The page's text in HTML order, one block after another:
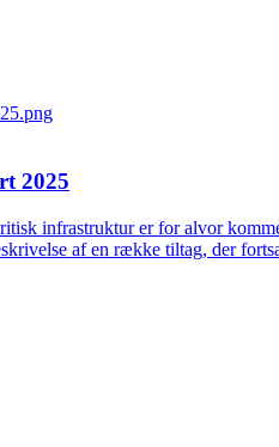
2025
infrastruktur er for alvor
af en række tiltag, der